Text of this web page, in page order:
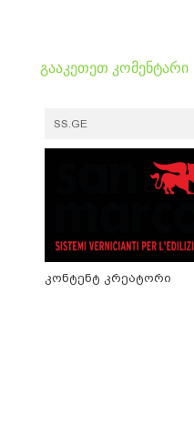
გააკეთეთ კომენტარი
SS.GE
კონტენტ კრეატორი